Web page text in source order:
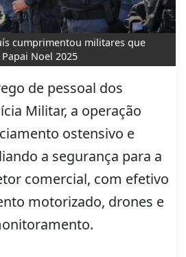
cumprimentou militares que
Noel 2025
de pessoal dos
Militar, a operação
ostensivo e
a segurança para a
comercial, com efetivo
motorizado, drones e